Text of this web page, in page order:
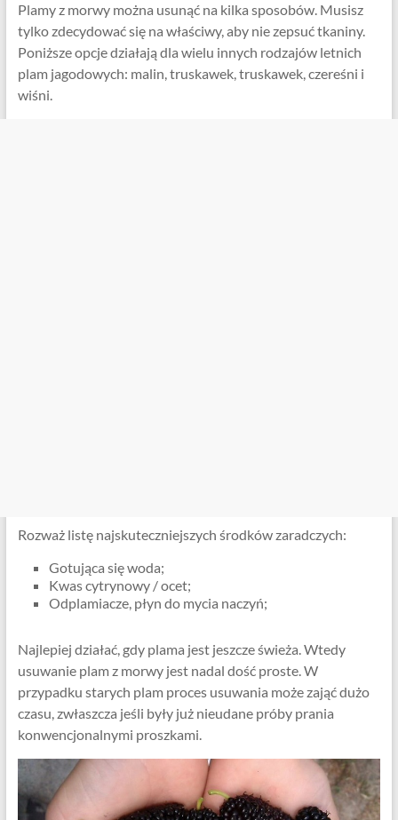
Plamy z morwy można usunąć na kilka sposobów. Musisz
tylko zdecydować się na właściwy, aby nie zepsuć tkaniny.
Poniższe opcje działają dla wielu innych rodzajów letnich
plam jagodowych: malin, truskawek, truskawek, czereśni i
wiśni.
Rozważ listę najskuteczniejszych środków zaradczych:
Gotująca się woda;
Kwas cytrynowy / ocet;
Odplamiacze, płyn do mycia naczyń;
Najlepiej działać, gdy plama jest jeszcze świeża. Wtedy
usuwanie plam z morwy jest nadal dość proste. W
przypadku starych plam proces usuwania może zająć dużo
czasu, zwłaszcza jeśli były już nieudane próby prania
konwencjonalnymi proszkami.